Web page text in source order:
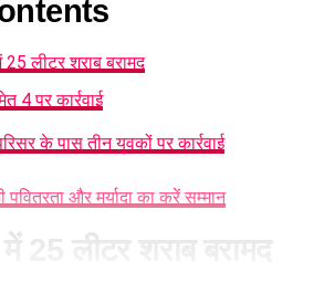
25 लीटर शराब बरामद
4 पर कार्रवाई
के पास तीन युवकों पर कार्रवाई
पवित्रता और मर्यादा का करें सम्मान